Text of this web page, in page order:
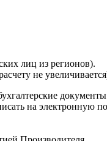
лиц из регионов).
не
на электронную